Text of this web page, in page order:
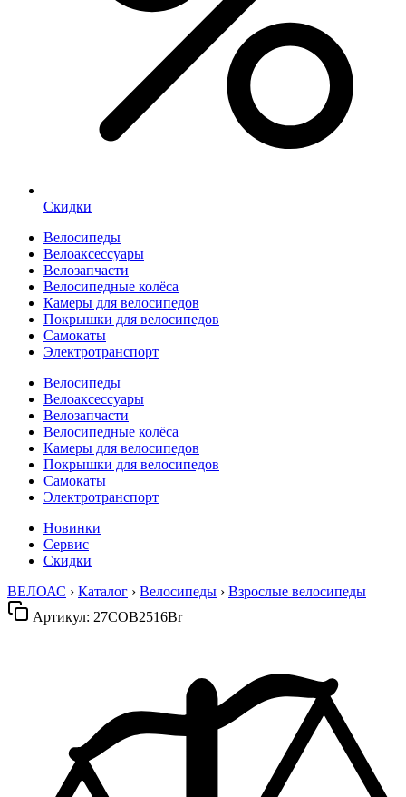
Скидки
Велосипеды
Велоаксессуары
Велозапчасти
Велосипедные колёса
Камеры для велосипедов
Покрышки для велосипедов
Самокаты
Электротранспорт
Велосипеды
Велоаксессуары
Велозапчасти
Велосипедные колёса
Камеры для велосипедов
Покрышки для велосипедов
Самокаты
Электротранспорт
Новинки
Сервис
Скидки
ВЕЛОАС › Каталог › Велосипеды › Взрослые велосипеды
Артикул: 27COB2516Br